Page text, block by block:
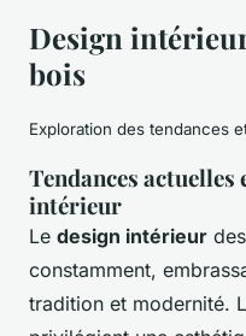
Design
bois
Exploration des tendances
Tendances actuelles
intérieur
Le design intérieur des
constamment,
tradition et modernité.